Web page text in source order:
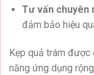
Tư vấn chuyên
đảm bảo hiệu
Kẹp quả trám được
năng ứng dụng